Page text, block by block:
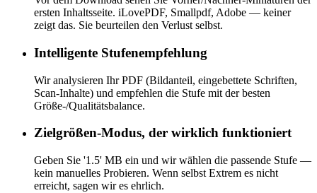
ersten Inhaltsseite. iLovePDF, Smallpdf, Adobe — keiner
zeigt das. Sie beurteilen den Verlust selbst.
Intelligente Stufenempfehlung
Wir analysieren Ihr PDF (Bildanteil, eingebettete Schriften,
Scan-Inhalte) und empfehlen die Stufe mit der besten
Größe-/Qualitätsbalance.
Zielgrößen-Modus, der wirklich funktioniert
Geben Sie '1.5' MB ein und wir wählen die passende Stufe —
kein manuelles Probieren. Wenn selbst Extrem es nicht
erreicht, sagen wir es ehrlich.